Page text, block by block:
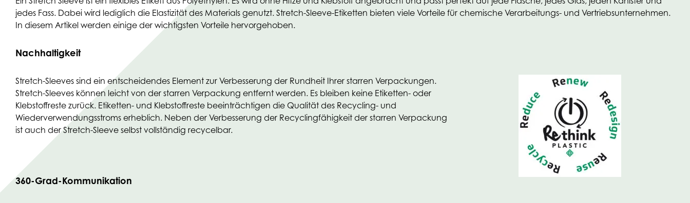
jedes Fass. Dabei wird lediglich die Elastizität des Materials genutzt. Stretch-Sleeve-Etiketten bieten viele Vorteile für chemische Verarbeitungs- und Vertriebsunternehmen.
In diesem Artikel werden einige der wichtigsten Vorteile hervorgehoben.
Nachhaltigkeit
Stretch-Sleeves sind ein entscheidendes Element zur Verbesserung der Rundheit Ihrer starren Verpackungen.
Stretch-Sleeves können leicht von der starren Verpackung entfernt werden. Es bleiben keine Etiketten- oder
Klebstoffreste zurück. Etiketten- und Klebstoffreste beeinträchtigen die Qualität des Recycling- und
Wiederverwendungsstroms erheblich. Neben der Verbesserung der Recyclingfähigkeit der starren Verpackung
ist auch der Stretch-Sleeve selbst vollständig recycelbar.
360-Grad-Kommunikation